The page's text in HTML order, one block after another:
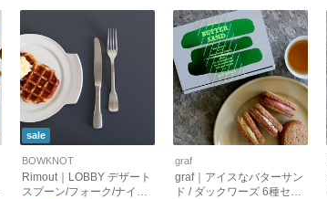
sale
BOWKNOT
Rimout｜LOBBY デザート
スプーン/フォーク/ナイ
graf
graf｜アイスなバターサン
ド / ダックワーズ 6種セッ